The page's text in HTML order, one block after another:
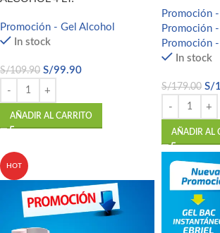
Promoción - Gel Alcohol
In stock
S/109.90 S/99.90
AÑADIR AL CARRITO
Promoción
Promoción
Promoción
In stock
S/179.00 S/
AÑADIR AL
HOT